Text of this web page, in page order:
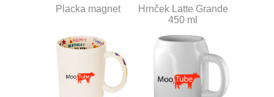
Placka magnet
Hrnček Latte Grande
450 ml